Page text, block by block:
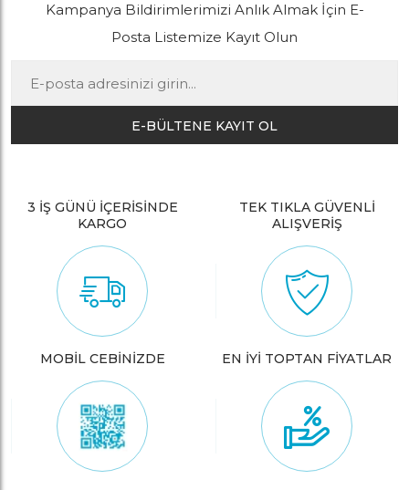
Kampanya Bildirimlerimizi Anlık Almak İçin E-
Posta Listemize Kayıt Olun
E-BÜLTENE KAYIT OL
3 İŞ GÜNÜ İÇERİSİNDE
KARGO
TEK TIKLA GÜVENLİ
ALIŞVERİŞ
MOBİL CEBİNİZDE EN İYİ TOPTAN FİYATLAR